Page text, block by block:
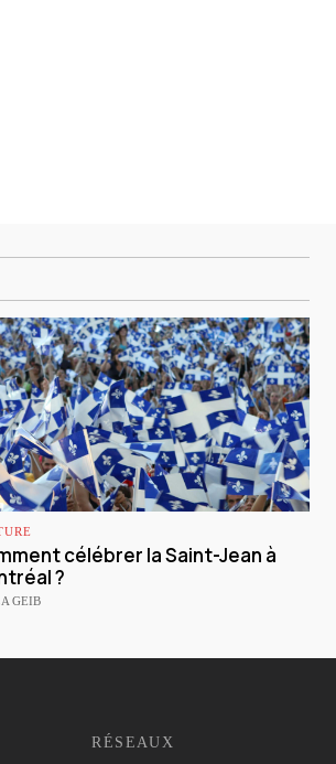
célébrer la Saint-Jean à
?
GEIB
RÉSEAUX